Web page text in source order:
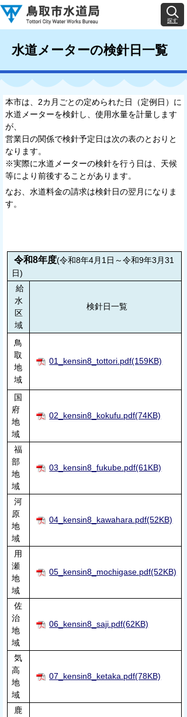
探す
水道メーターの検針日一覧
本市は、2カ月ごとの定められた日（定例日）に
水道メーターを検針し、使用水量を計量します
が、
営業日の関係で検針予定日は次の表のとおりと
なります。
※実際に水道メーターの検針を行う日は、天候
等により前後することがあります。
なお、水道料金の請求は検針日の翌月になりま
す。
令和8年度(令和8年4月1日～令和9年3月31
日)
給
水
区
域
検針日一覧
鳥
取
地
域
01_kensin8_tottori.pdf(159KB)
国
府
地
域
02_kensin8_kokufu.pdf(74KB)
福
部
地
域
03_kensin8_fukube.pdf(61KB)
河
原
地
域
04_kensin8_kawahara.pdf(52KB)
用
瀬
地
域
05_kensin8_mochigase.pdf(52KB)
佐
治
地
域
06_kensin8_saji.pdf(62KB)
気
高
地
域
07_kensin8_ketaka.pdf(78KB)
鹿